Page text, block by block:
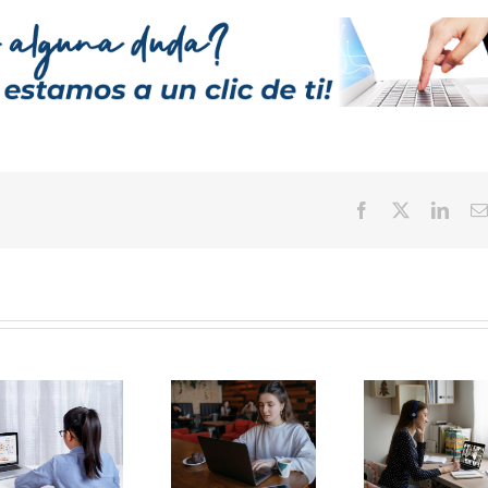
Facebook
Twitter
El panorama de
la educación a
distancia en
México 2026:
Resolviendo
dudas sobre
estudiar en una
Universidad a